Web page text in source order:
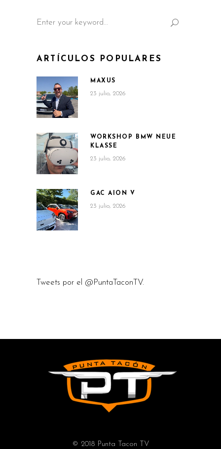
for:
ARTÍCULOS POPULARES
MAXUS
23 julio, 2026
WORKSHOP BMW NEUE
KLASSE
23 julio, 2026
GAC AION V
23 julio, 2026
Tweets por el @PuntaTaconTV.
© 2018 Punta Tacon TV